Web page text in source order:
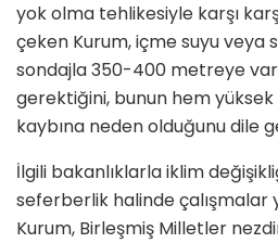
yok olma tehlikesiyle karşı
çeken Kurum, içme suyu veya
sondajla 350-400 metreye
gerektiğini, bunun hem
kaybına neden olduğunu dile
İlgili bakanlıklarla iklim
seferberlik halinde çalışmalar
Kurum, Birleşmiş Milletler